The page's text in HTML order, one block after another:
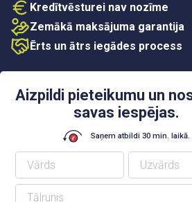
Aizpildi pieteikumu un
savas iespējas.
Saņem atbildi 30 min. laikā.
Kredītvēsturei nav nozīme
Zemākā maksājuma garantija
Ērts un ātrs iegādes process